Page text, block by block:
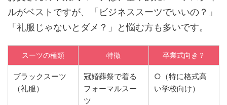
ルがベストですが、「ビジネススーツでいいの？」
「礼服じゃないとダメ？」と悩む方も多いです。
スーツの種類 特徴 卒業式向き？
ブラックスーツ
（礼服）
冠婚葬祭で着る
フォーマルスー
ツ
○（特に格式高
い学校向け）